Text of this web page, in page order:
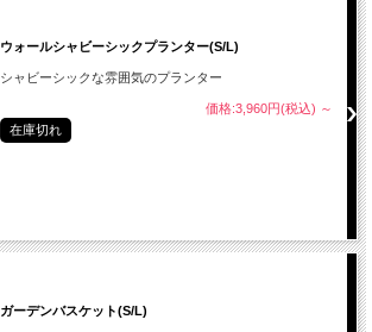
ウォールシャビーシックプランター(S/L)
シャビーシックな雰囲気のプランター
価格:3,960円(税込) ～
在庫切れ
ガーデンバスケット(S/L)